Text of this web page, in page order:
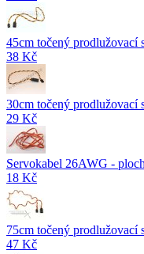
45cm točený prodlužovací
38 Kč
30cm točený prodlužovací
29 Kč
Servokabel 26AWG -
18 Kč
75cm točený prodlužovací
47 Kč